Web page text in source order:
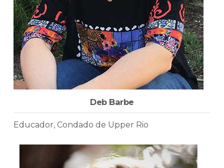
Deb Barbe
Educador, Condado de Upper Rio